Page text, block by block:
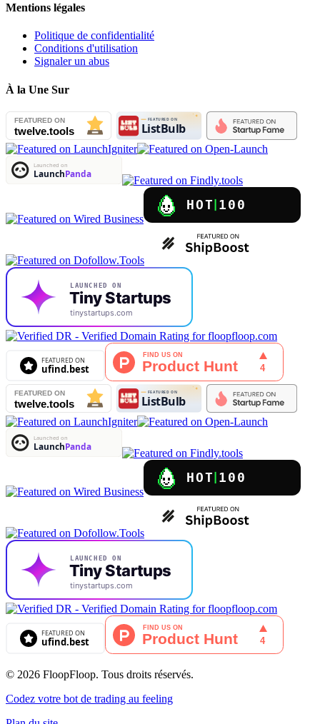
Mentions légales
Politique de confidentialité
Conditions d'utilisation
Signaler un abus
À la Une Sur
© 2026 FloopFloop. Tous droits réservés.
Codez votre bot de trading au feeling